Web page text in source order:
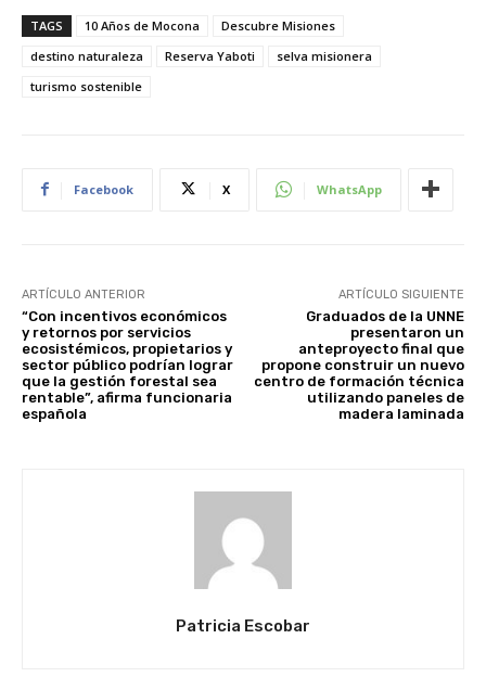
TAGS 10 Años de Mocona
Descubre Misiones
destino naturaleza
Reserva Yaboti
selva misionera
turismo sostenible
Facebook X WhatsApp
ARTÍCULO ANTERIOR
“Con incentivos económicos
y retornos por servicios
ecosistémicos, propietarios y
sector público podrían lograr
que la gestión forestal sea
rentable”, afirma funcionaria
española
ARTÍCULO SIGUIENTE
Graduados de la UNNE
presentaron un
anteproyecto final que
propone construir un nuevo
centro de formación técnica
utilizando paneles de
madera laminada
Patricia Escobar